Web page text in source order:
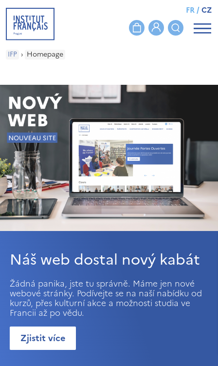
FR/CZ
IFP › Homepage
Náš web dostal nový kabát
Žádná panika, jste tu správně. Máme jen nové
webové stránky. Podívejte se na naší nabídku od
kurzů, přes kulturní akce a možnosti studia ve
Francii až po vědu.
Zjistit více